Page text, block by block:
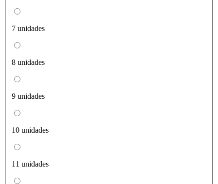
7 unidades
8 unidades
9 unidades
10 unidades
11 unidades